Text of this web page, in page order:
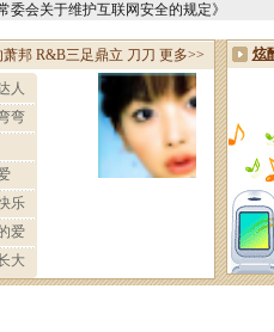
委会关于维护互联网安全的规定》